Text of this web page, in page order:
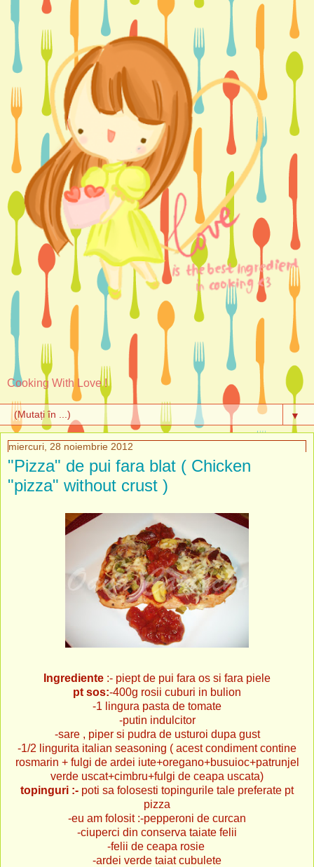
Cooking With Love !
▼
miercuri, 28 noiembrie 2012
"Pizza" de pui fara blat ( Chicken
"pizza" without crust )
Ingrediente :- piept de pui fara os si fara piele
pt sos:-400g rosii cuburi in bulion
-1 lingura pasta de tomate
-putin indulcitor
-sare , piper si pudra de usturoi dupa gust
-1/2 lingurita italian seasoning ( acest condiment contine
rosmarin + fulgi de ardei iute+oregano+busuioc+patrunjel
verde uscat+cimbru+fulgi de ceapa uscata)
topinguri :- poti sa folosesti topingurile tale preferate pt
pizza
-eu am folosit :-pepperoni de curcan
-ciuperci din conserva taiate felii
-felii de ceapa rosie
-ardei verde taiat cubulete